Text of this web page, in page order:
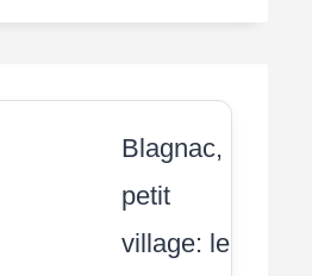
Blagnac,
petit
village: le